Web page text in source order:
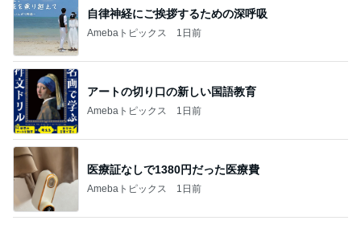
自律神経にご挨拶するための深呼吸
Amebaトピックス 1日前
アートの切り口の新しい国語教育
Amebaトピックス 1日前
医療証なしで1380円だった医療費
Amebaトピックス 1日前